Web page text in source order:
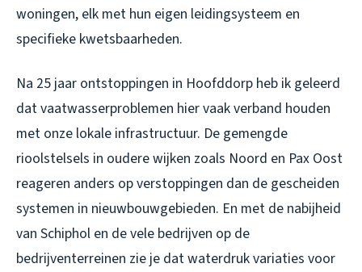
woningen, elk met hun eigen leidingsysteem en
specifieke kwetsbaarheden.
Na 25 jaar ontstoppingen in Hoofddorp heb ik geleerd
dat vaatwasserproblemen hier vaak verband houden
met onze lokale infrastructuur. De gemengde
rioolstelsels in oudere wijken zoals Noord en Pax Oost
reageren anders op verstoppingen dan de gescheiden
systemen in nieuwbouwgebieden. En met de nabijheid
van Schiphol en de vele bedrijven op de
bedrijventerreinen zie je dat waterdruk variaties voor